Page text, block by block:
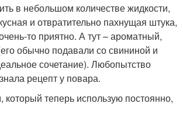
в небольшом количестве жидкости,
и отвратительно пахнущая штука,
то приятно. А тут – ароматный,
обычно подавали со свининой и
сочетание). Любопытство
рецепт у повара.
который теперь использую постоянно,